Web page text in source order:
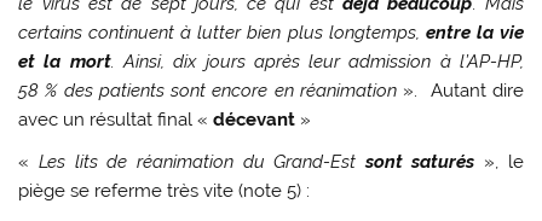
certains continuent à lutter bien plus longtemps, entre la vie
et la mort. Ainsi, dix jours après leur admission à l’AP-HP,
58 % des patients sont encore en réanimation». Autant dire
avec un résultat final «décevant »
« Les lits de réanimation du Grand-Est sont saturés », le
piège se referme très vite (note 5) :